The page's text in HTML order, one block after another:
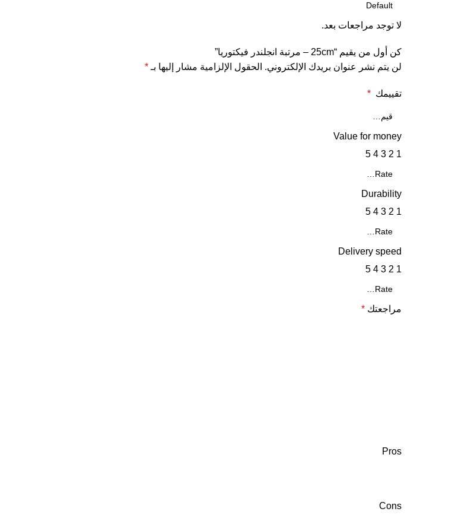
لا توجد مراجعات بعد.
كن أول من يقيم “25cm – مرتبة انجلندر فيكتوريا”
لن يتم نشر عنوان بريدك الإلكتروني. الحقول الإلزامية مشار إليها بـ *
تقييمك *
Value for money
1
2
3
4
5
Durability
1
2
3
4
5
Delivery speed
1
2
3
4
5
مراجعتك *
Pros
Cons